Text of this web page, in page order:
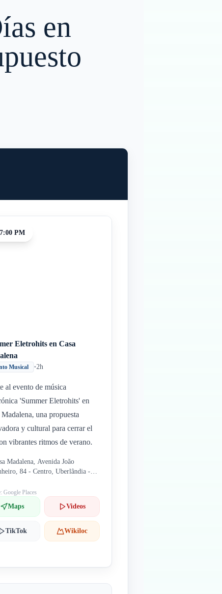
en
PM
Eletrohits en Casa
Musical •2h
al evento de música
'Summer Eletrohits' en
Madalena, una propuesta
y cultural para cerrar el
vibrantes ritmos de verano.
Madalena, Avenida João
84 - Centro, Uberlândia -
Google Places
Maps Videos
TikTok Wikiloc